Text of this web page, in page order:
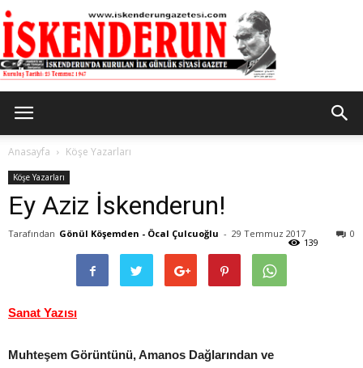
Gazetesi
Anasayfa Köşe Yazarları
Köşe Yazarları
Ey Aziz İskenderun!
Tarafından Gönül Köşemden - Öcal Çulcuoğlu - 29 Temmuz 2017 0
139
Sanat Yazısı
Muhteşem Görüntünü, Amanos Dağlarından ve